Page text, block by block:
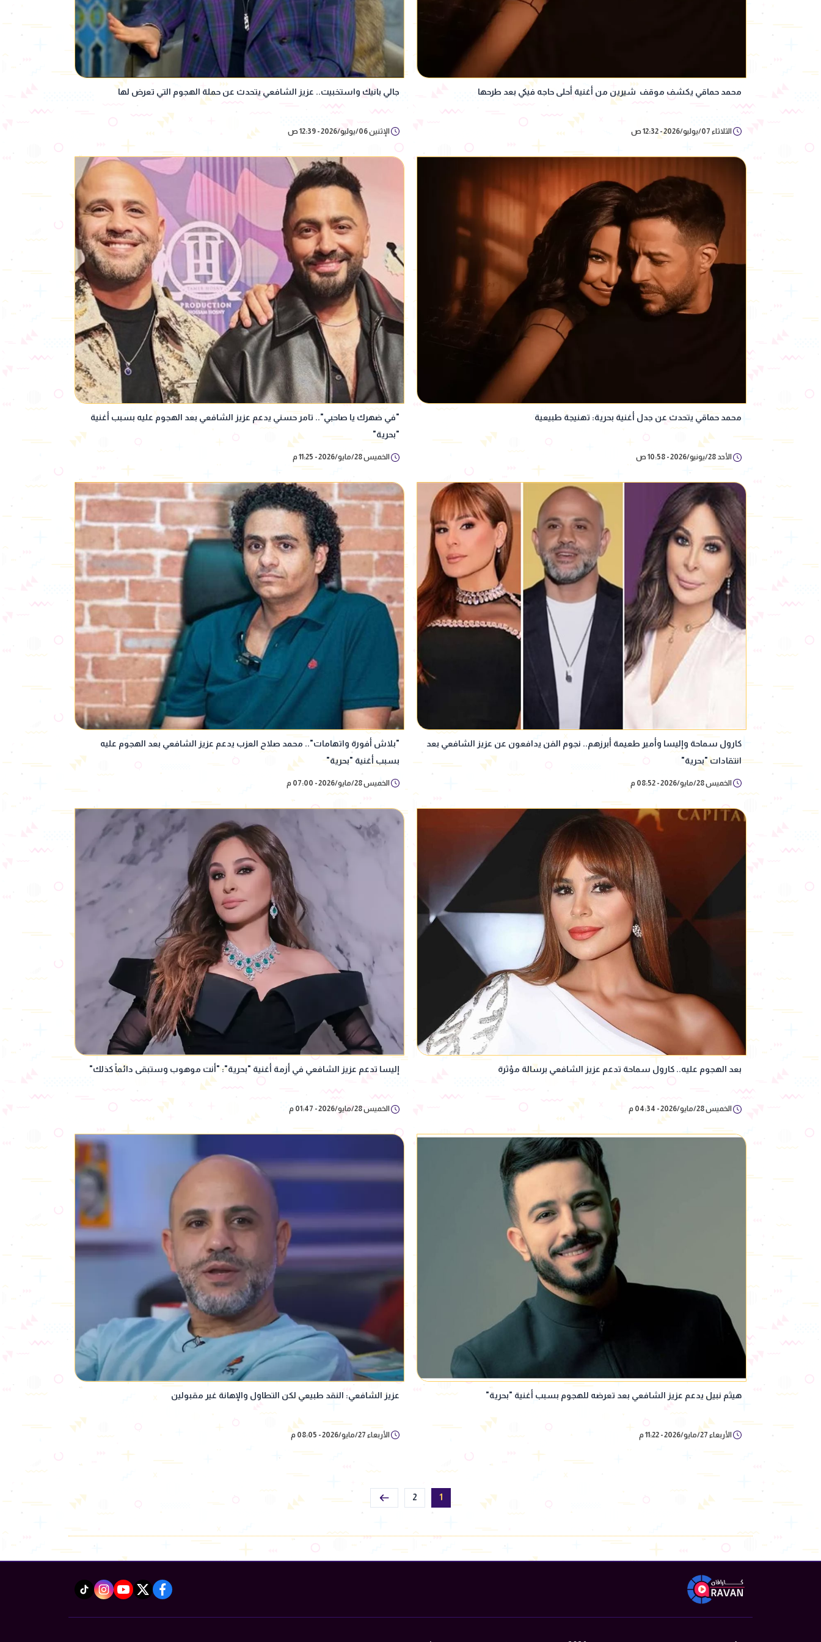
محمد حماقي يكشف موقف شيرين من أغنية أحلى حاجه فيكي بعد طرحها
الثلاثاء 07/يوليو/2026 - 12:32 ص
جالي بانيك واستخبيت.. عزيز الشافعي يتحدث عن حملة الهجوم التي تعرض لها
الإثنين 06/يوليو/2026 - 12:39 ص
محمد حماقي يتحدث عن جدل أغنية بحرية: تهنيجة طبيعية
الأحد 28/يونيو/2026 - 10:58 ص
"في ضهرك يا صاحبي".. تامر حسني يدعم عزيز الشافعي بعد الهجوم عليه بسبب أغنية
"بحرية"
الخميس 28/مايو/2026 - 11:25 م
كارول سماحة وإليسا وأمير طعيمة أبرزهم.. نجوم الفن يدافعون عن عزيز الشافعي بعد
انتقادات "بحرية"
الخميس 28/مايو/2026 - 08:52 م
"بلاش أفورة واتهامات".. محمد صلاح العزب يدعم عزيز الشافعي بعد الهجوم عليه
بسبب أغنية "بحرية"
الخميس 28/مايو/2026 - 07:00 م
بعد الهجوم عليه.. كارول سماحة تدعم عزيز الشافعي برسالة مؤثرة
الخميس 28/مايو/2026 - 04:34 م
إليسا تدعم عزيز الشافعي في أزمة أغنية "بحرية": "أنت موهوب وستبقى دائماً كذلك"
الخميس 28/مايو/2026 - 01:47 م
هيثم نبيل يدعم عزيز الشافعي بعد تعرضه للهجوم بسبب أغنية "بحرية"
الأربعاء 27/مايو/2026 - 11:22 م
عزيز الشافعي: النقد طبيعي لكن التطاول والإهانة غير مقبولين
الأربعاء 27/مايو/2026 - 08:05 م
1
2
facebook
twitter
youtube
instagram
tiktok